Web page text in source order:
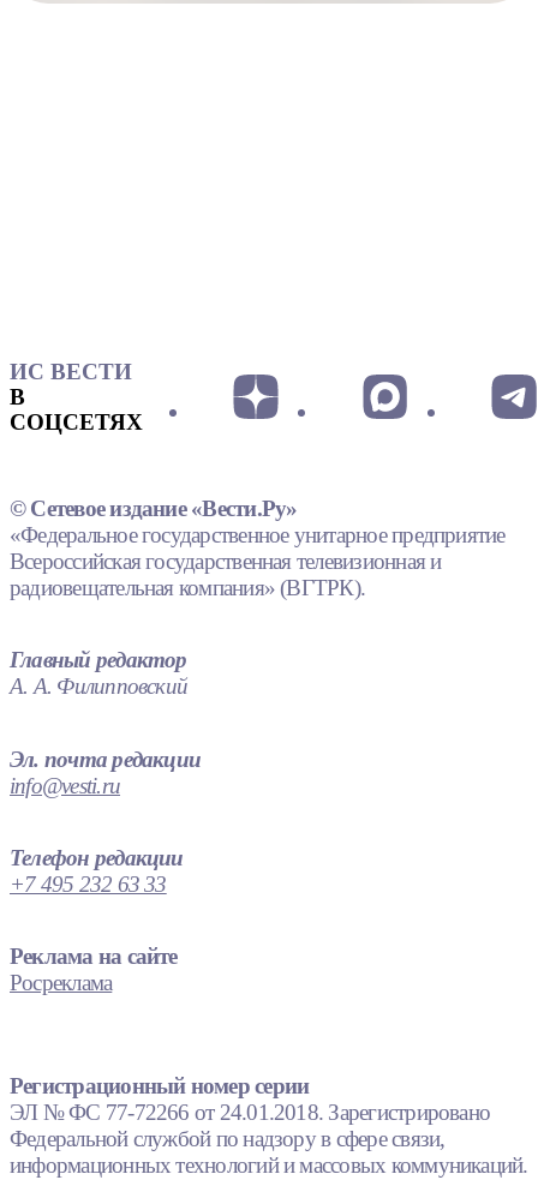
ИС ВЕСТИ
В
СОЦСЕТЯХ
© Сетевое издание «Вести.Ру»
«Федеральное государственное унитарное предприятие
Всероссийская государственная телевизионная и
радиовещательная компания» (ВГТРК).
Главный редактор
А. А. Филипповский
Эл. почта редакции
info@vesti.ru
Телефон редакции
+7 495 232 63 33
Реклама на сайте
Росреклама
Регистрационный номер серии
ЭЛ № ФС 77-72266 от 24.01.2018. Зарегистрировано
Федеральной службой по надзору в сфере связи,
информационных технологий и массовых коммуникаций.